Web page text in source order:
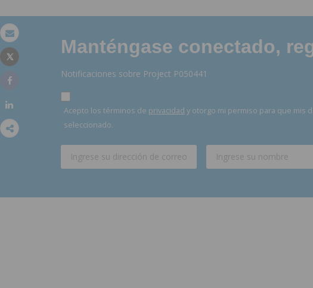
Correo electrónico
Imprimir
Tweet
Manténgase conectado,
Notificaciones sobre Project P050441
Acepto los términos de privacidad y otorgo mi permiso para que mis
seleccionado.